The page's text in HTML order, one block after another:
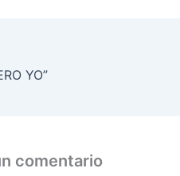
YO”
comentario